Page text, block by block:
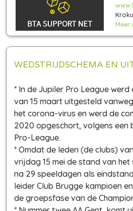
Meer
WEDSTRIJDSCHEMA EN
* In de Jupiler Pro League
van 15 maart uitgesteld
het corona-virus en werd de
2020 opgeschort, volgens een
Pro-League.
* Omdat de leden (de clubs)
vrijdag 15 mei de stand van
na 29 speeldagen als
leider Club Brugge kampioen
de groepsfase van de